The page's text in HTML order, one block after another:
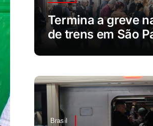
Termina a greve
de trens em São
Brasil